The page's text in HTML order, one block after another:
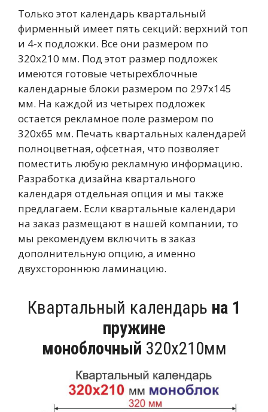
Только этот календарь квартальный
фирменный имеет пять секций: верхний топ
и 4-х подложки. Все они размером по
320х210 мм. Под этот размер подложек
имеются готовые четырехблочные
календарные блоки размером по 297х145
мм. На каждой из четырех подложек
остается рекламное поле размером по
320х65 мм. Печать квартальных календарей
полноцветная, офсетная, что позволяет
поместить любую рекламную информацию.
Разработка дизайна квартального
календаря отдельная опция и мы также
предлагаем. Если квартальные календари
на заказ размещают в нашей компании, то
мы рекомендуем включить в заказ
дополнительную опцию, а именно
двухстороннюю ламинацию.
Квартальный календарь на 1
пружине
моноблочный 320х210мм